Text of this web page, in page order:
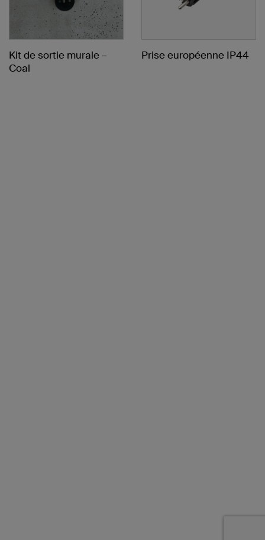
Kit de sortie murale –
Coal
Prise européenne IP44